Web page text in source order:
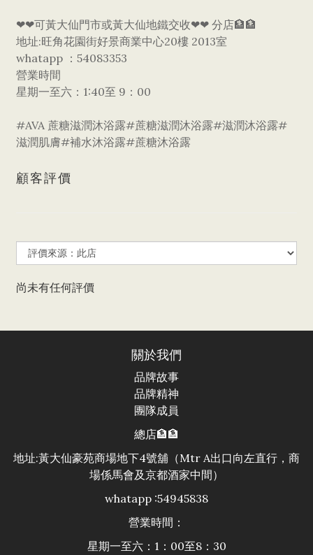
❤❤可黃大仙門市或黃大仙地鐵交收❤❤ 分店🏦🏦
地址:旺角花園街好景商業中心20樓 2013室
whatapp ：54083353
營業時間
星期一至六：1:40至 9：00
#AVA 蔗糖滋潤沐浴露#蔗糖滋潤沐浴露#滋潤沐浴露#
滋潤肌膚#補水沐浴露#蔗糖沐浴露
顧客評價
尚未有任何評價
關於我們
品牌故事
品牌精神
團隊成員
總店🏦🏦
地址:黃大仙豪苑商場地下4號舖（Mtr A出口向左直行，商
場係馬會及京都酒家中間）
whatapp :54945838
營業時間：
星期一至六：1：00至8：30